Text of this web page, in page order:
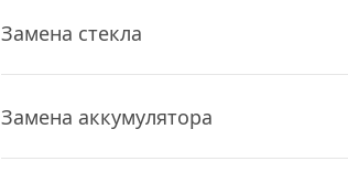
Замена стекла
Замена аккумулятора